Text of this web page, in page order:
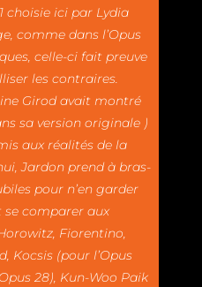
choisie ici par Lydia
comme dans l’Opus
celle-ci fait preuve
les contraires.
Girod avait montré
sa version originale )
aux réalités de la
Jardon prend à bras-
pour n’en garder
se comparer aux
Fiorentino,
Kocsis (pour l’Opus
28), Kun-Woo Paik